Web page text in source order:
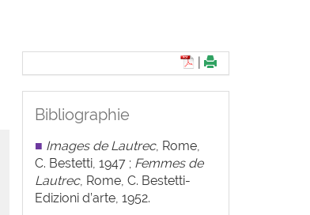
Bibliographie
■ Images de Lautrec, Rome,
C. Bestetti, 1947 ; Femmes de
Lautrec, Rome, C. Bestetti-
Edizioni d’arte, 1952.